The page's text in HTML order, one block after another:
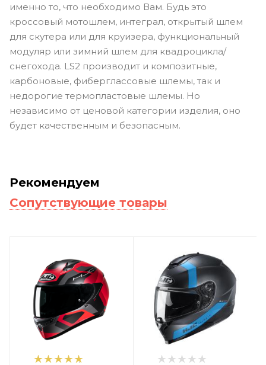
именно то, что необходимо Вам. Будь это
кроссовый мотошлем, интеграл, открытый шлем
для скутера или для круизера, функциональный
модуляр или зимний шлем для квадроцикла/
снегохода. LS2 производит и композитные,
карбоновые, фиберглассовые шлемы, так и
недорогие термопластовые шлемы. Но
независимо от ценовой категории изделия, оно
будет качественным и безопасным.
Рекомендуем
Сопутствующие товары
1